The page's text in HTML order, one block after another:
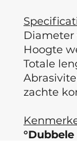
Hoogte
Totale
zachte
°Dubbele